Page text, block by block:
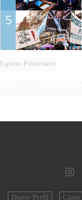
5
Espacio Publicitario
Diario Perfil Caras